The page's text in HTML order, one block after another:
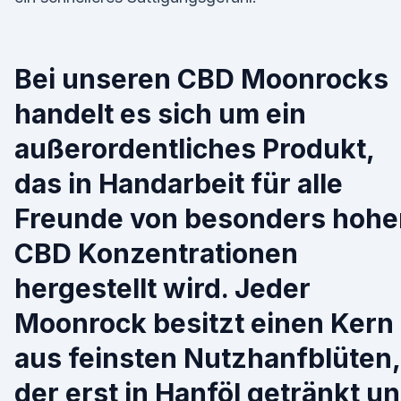
Bei unseren CBD Moonrocks
handelt es sich um ein
außerordentliches Produkt,
das in Handarbeit für alle
Freunde von besonders
CBD Konzentrationen
hergestellt wird. Jeder
Moonrock besitzt einen Kern
aus feinsten Nutzhanfblüten,
der erst in Hanföl getränkt